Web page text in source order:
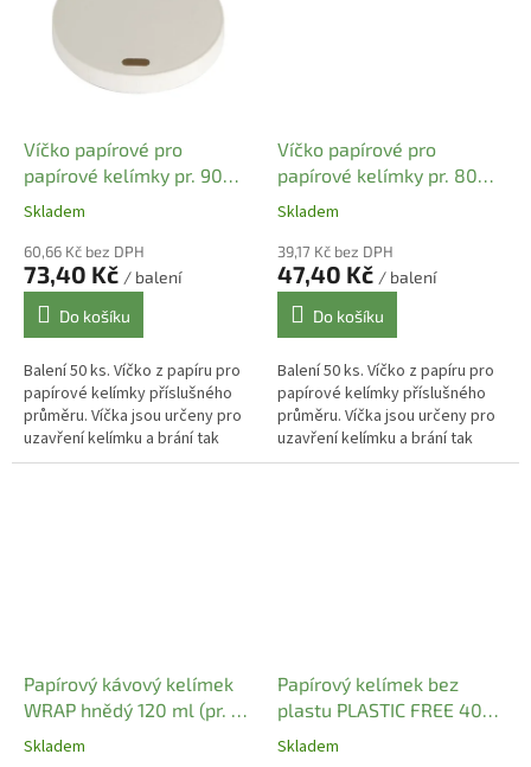
Víčko papírové pro
papírové kelímky pr. 90
mm bílé (50 ks)
Skladem
60,66 Kč bez DPH
73,40 Kč / balení
Do košíku
Balení 50 ks. Víčko z papíru pro
papírové kelímky příslušného
průměru. Víčka jsou určeny pro
uzavření kelímku a brání tak
rozlití a vstupu nečistot do
Víčko papírové pro
papírové kelímky pr. 80
mm bílé (50 ks)
Skladem
39,17 Kč bez DPH
47,40 Kč / balení
Do košíku
Balení 50 ks. Víčko z papíru pro
papírové kelímky příslušného
průměru. Víčka jsou určeny pro
uzavření kelímku a brání tak
rozlití a vstupu nečistot do
Papírový kávový kelímek
WRAP hnědý 120 ml (pr. 62
mm) (25 ks)
Skladem
Papírový kelímek bez
plastu PLASTIC FREE 400
ml (pr. 90 mm) (45 ks)
Skladem